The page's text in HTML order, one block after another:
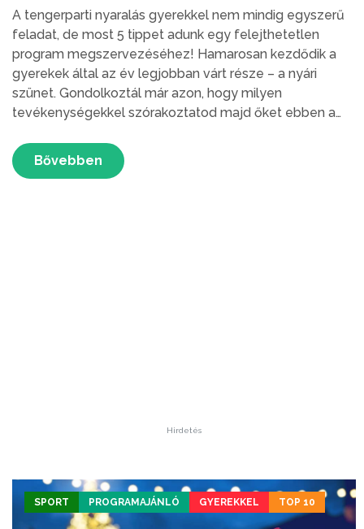
A tengerparti nyaralás gyerekkel nem mindig egyszerű
feladat, de most 5 tippet adunk egy felejthetetlen
program megszervezéséhez! Hamarosan kezdődik a
gyerekek által az év legjobban várt része – a nyári
szünet. Gondolkoztál már azon, hogy milyen
tevékenységekkel szórakoztatod majd őket ebben a
amely garantáltan egy felhőtlen szórakozás lesz a
kicsiknek és nagyoknak egyaránt a nyár folyamán.
Bővebben
Hirdetés
SPORT PROGRAMAJÁNLÓ GYEREKKEL TOP 10